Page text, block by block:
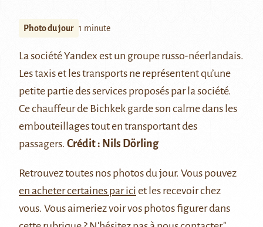
Photo du jour 1 minute
La société Yandex est un groupe russo-néerlandais.
Les taxis et les transports ne représentent qu’une
petite partie des services proposés par la société.
Ce chauffeur de Bichkek garde son calme dans les
embouteillages tout en transportant des
passagers. Crédit : Nils Dörling
Retrouveztoutes nos photos du jour. Vous pouvez
en acheter certaines par ici et les recevoir chez
vous. Vous aimeriez voir vos photos figurer dans